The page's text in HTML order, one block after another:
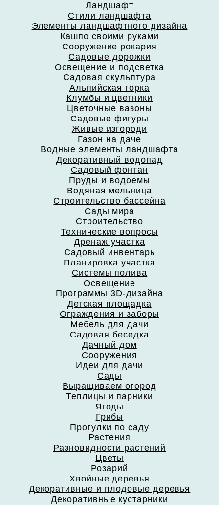
Ландшафт
Стили ландшафта
Элементы ландшафтного дизайна
Кашпо своими руками
Сооружение рокария
Садовые дорожки
Освещение и подсветка
Садовая скульптура
Альпийская горка
Клумбы и цветники
Цветочные вазоны
Садовые фигуры
Живые изгороди
Газон на даче
Водные элементы ландшафта
Декоративный водопад
Садовый фонтан
Пруды и водоемы
Водяная мельница
Строительство бассейна
Сады мира
Строительство
Технические вопросы
Дренаж участка
Садовый инвентарь
Планировка участка
Системы полива
Освещение
Программы 3D-дизайна
Детская площадка
Ограждения и заборы
Мебель для дачи
Садовая беседка
Дачный дом
Сооружения
Идеи для дачи
Сады
Выращиваем огород
Теплицы и парники
Ягоды
Грибы
Прогулки по саду
Растения
Разновидности растений
Цветы
Розарий
Хвойные деревья
Декоративные и плодовые деревья
Декоративные кустарники